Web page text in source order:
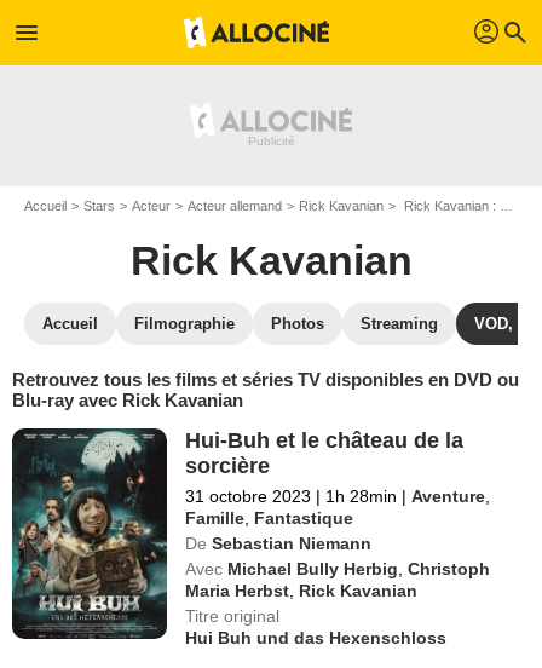
menu profil search
Accueil Stars Acteur Acteur allemand Rick Kavanian Rick Kavanian : ses Blu-Ray, DVD, VOD, SVOD
Rick Kavanian
Accueil Filmographie Photos Streaming VOD,
Retrouvez tous les films et séries TV disponibles en DVD ou
Blu-ray avec Rick Kavanian
Hui-Buh et le château de la
sorcière
31 octobre 2023 | 1h 28min | Aventure
Famille Fantastique
De Sebastian Niemann
Avec Michael Bully Herbig ,Christoph
Maria Herbst Rick Kavanian
Titre original
Hui Buh und das Hexenschloss